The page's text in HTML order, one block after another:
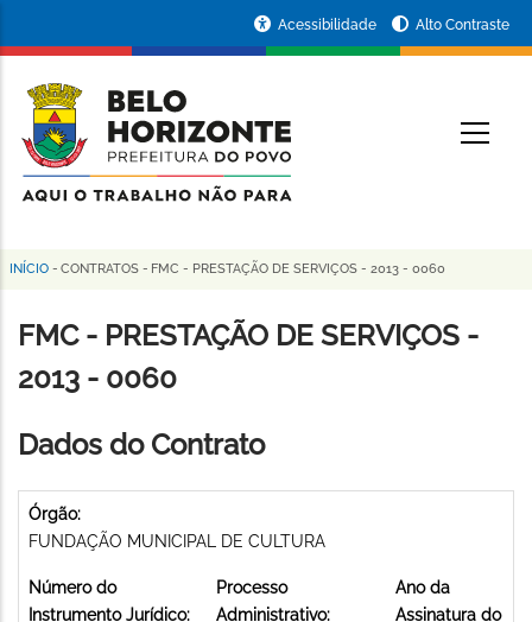
conteúdo
principal
da
Prefeitura
de
Horizonte
Acessibilidade Alto Contraste
Trilha
de
navegação
INÍCIO - CONTRATOS - FMC - PRESTAÇÃO DE SERVIÇOS - 2013 - 0060
FMC - PRESTAÇÃO DE SERVIÇOS -
2013 - 0060
Dados do Contrato
Órgão:
FUNDAÇÃO MUNICIPAL DE CULTURA
Número do
Instrumento Jurídico:
Processo
Administrativo:
Ano da
Assinatura do